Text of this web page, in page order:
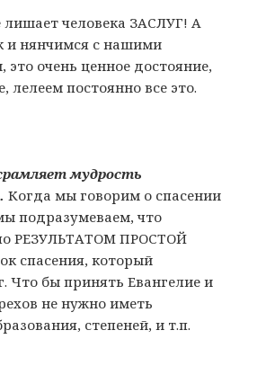
лишает человека ЗАСЛУГ! А
и нянчимся с нашими
это очень ценное достояние,
лелеем постоянно все это.
мудрость
Когда мы говорим о спасении
подразумеваем, что
РЕЗУЛЬТАТОМ ПРОСТОЙ
спасения, который
Что бы принять Евангелие и
не нужно иметь
степеней, и т.п.